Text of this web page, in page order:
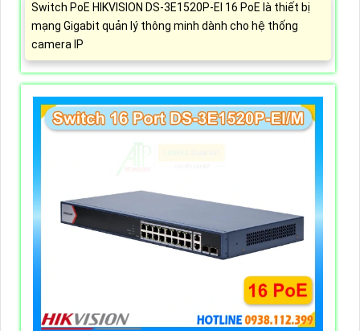
Switch PoE HIKVISION DS-3E1520P-EI 16 PoE là thiết bị
mạng Gigabit quản lý thông minh dành cho hệ thống
camera IP